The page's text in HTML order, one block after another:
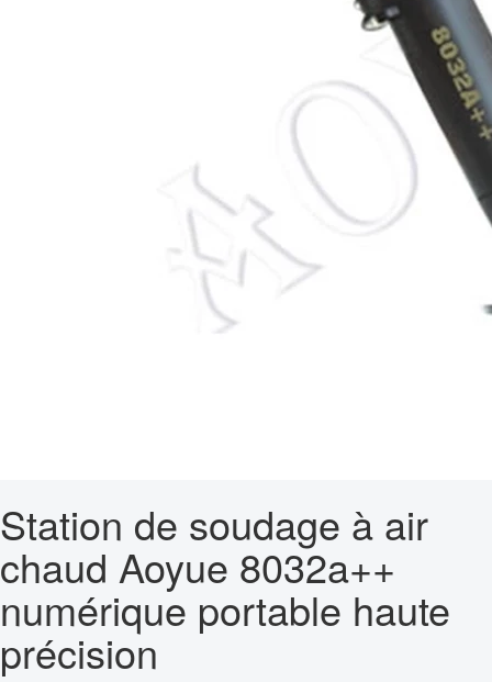
Station de soudage à air
chaud Aoyue 8032a++
numérique portable haute
précision